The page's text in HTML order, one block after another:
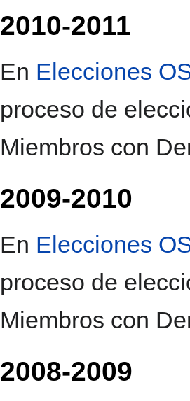
2010-2011
En Elecciones
proceso de
Miembros con
2009-2010
En Elecciones
proceso de
Miembros con
2008-2009